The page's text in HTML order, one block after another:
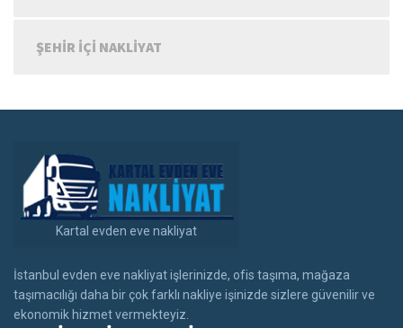
ŞEHIR IÇI NAKLIYAT
Kartal evden eve nakliyat
İstanbul evden eve nakliyat işlerinizde, ofis taşıma, mağaza
taşımacılığı daha bir çok farklı nakliye işinizde sizlere güvenilir ve
ekonomik hizmet vermekteyiz.